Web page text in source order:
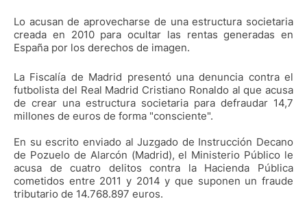
Lo acusan de aprovecharse de una estructura societaria
creada en 2010 para ocultar las rentas generadas en
España por los derechos de imagen.
La Fiscalía de Madrid presentó una denuncia contra el
futbolista del Real Madrid Cristiano Ronaldo al que acusa
de crear una estructura societaria para defraudar 14,7
millones de euros de forma "consciente".
En su escrito enviado al Juzgado de Instrucción Decano
de Pozuelo de Alarcón (Madrid), el Ministerio Público le
acusa de cuatro delitos contra la Hacienda Pública
cometidos entre 2011 y 2014 y que suponen un fraude
tributario de 14.768.897 euros.